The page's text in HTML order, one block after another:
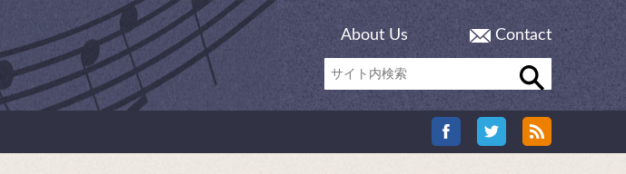
About Us Contact